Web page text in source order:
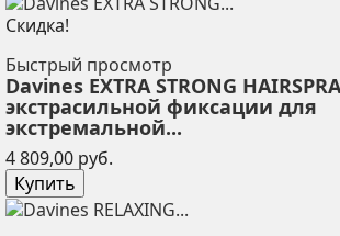
Скидка!
Быстрый просмотр
Davines EXTRA STRONG
экстрасильной фиксации для
экстремальной...
4 809,00 руб.
Купить